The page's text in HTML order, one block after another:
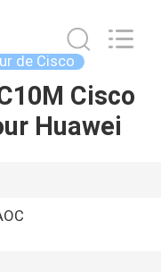
de Cisco
Cisco
Huawei